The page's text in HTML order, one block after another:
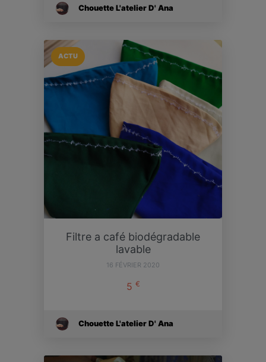
Chouette L'atelier D' Ana
ACTU
Filtre a café biodégradable
lavable
16 FÉVRIER 2020
5 €
Chouette L'atelier D' Ana